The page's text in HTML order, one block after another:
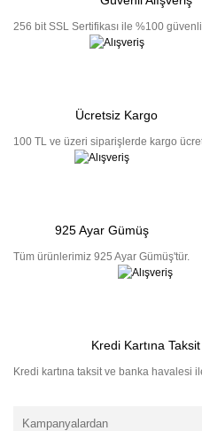
256 bit SSL Sertifikası ile %100
Ücretsiz Kargo
100 TL ve üzeri siparişlerde kargo
925 Ayar Gümüş
Tüm ürünlerimiz 925 Ayar Gümüş'tür.
Kredi Kartına Taksit
Kredi kartına taksit ve banka havalesi
Kampanyalardan